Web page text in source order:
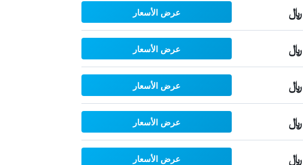
عرض الأسعار
عرض الأسعار
عرض الأسعار
عرض الأسعار
عرض الأسعار